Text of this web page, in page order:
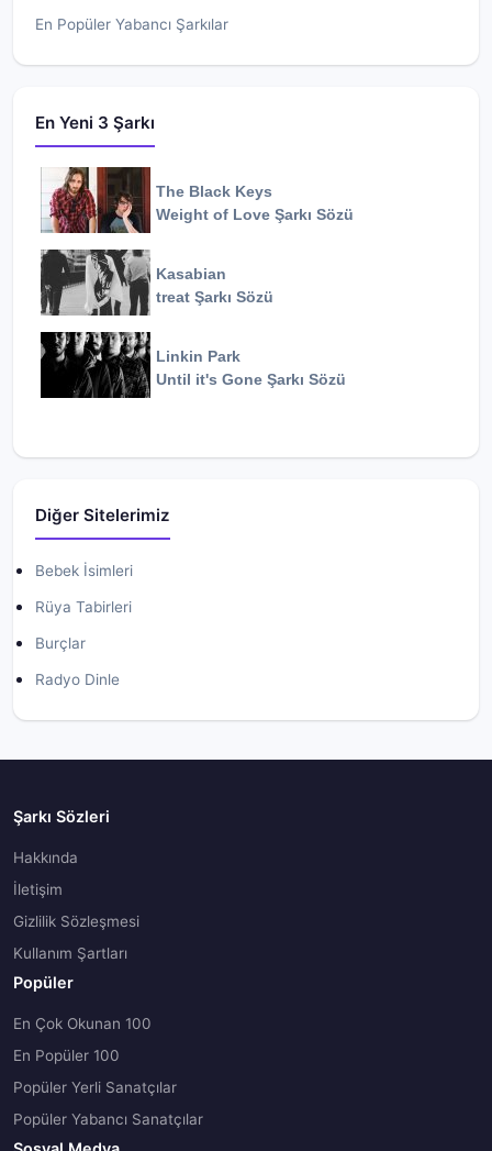
En Popüler Yabancı Şarkılar
En Yeni 3 Şarkı
The Black Keys
Weight of Love Şarkı Sözü
Kasabian
treat Şarkı Sözü
Linkin Park
Until it's Gone Şarkı Sözü
Diğer Sitelerimiz
Bebek İsimleri
Rüya Tabirleri
Burçlar
Radyo Dinle
Şarkı Sözleri
Hakkında
İletişim
Gizlilik Sözleşmesi
Kullanım Şartları
Popüler
En Çok Okunan 100
En Popüler 100
Popüler Yerli Sanatçılar
Popüler Yabancı Sanatçılar